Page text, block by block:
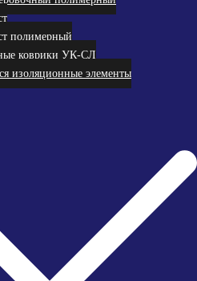
полимерный
коврики УК-СЛ
изоляционные элементы